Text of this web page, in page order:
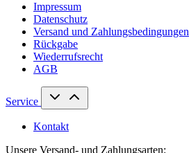
Impressum
Datenschutz
Versand und Zahlungsbedingungen
Rückgabe
Wiederrufsrecht
AGB
Service
Kontakt
Unsere Versand- und Zahlungsarten: